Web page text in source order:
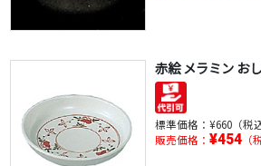
赤絵 メラミン お
標準価格： ¥660（税
販売価格： ¥454（